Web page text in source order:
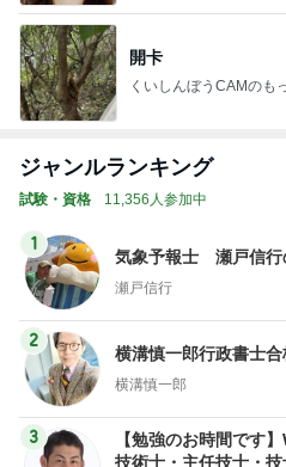
開卡
くいしんぼうCAMのも
ジャンルランキング
試験・資格 11,356人参加中
1
気象予報士 瀬戸信行
瀬戸信行
2
横溝慎一郎行政書士
横溝慎一郎
3
【勉強のお時間です
技術士・主任技士・